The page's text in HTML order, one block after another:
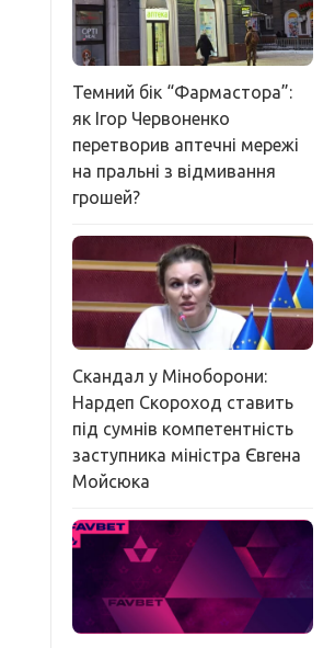
Темний бік “Фармастора”:
як Ігор Червоненко
перетворив аптечні мережі
на пральні з відмивання
грошей?
Скандал у Міноборони:
Нардеп Скороход ставить
під сумнів компетентність
заступника міністра Євгена
Мойсюка